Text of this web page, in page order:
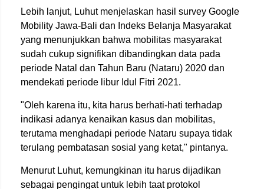
Lebih lanjut, Luhut menjelaskan hasil survey Google
Mobility Jawa-Bali dan Indeks Belanja Masyarakat
yang menunjukkan bahwa mobilitas masyarakat
sudah cukup signifikan dibandingkan data pada
periode Natal dan Tahun Baru (Nataru) 2020 dan
mendekati periode libur Idul Fitri 2021.
"Oleh karena itu, kita harus berhati-hati terhadap
indikasi adanya kenaikan kasus dan mobilitas,
terutama menghadapi periode Nataru supaya tidak
terulang pembatasan sosial yang ketat," pintanya.
Menurut Luhut, kemungkinan itu harus dijadikan
sebagai pengingat untuk lebih taat protokol